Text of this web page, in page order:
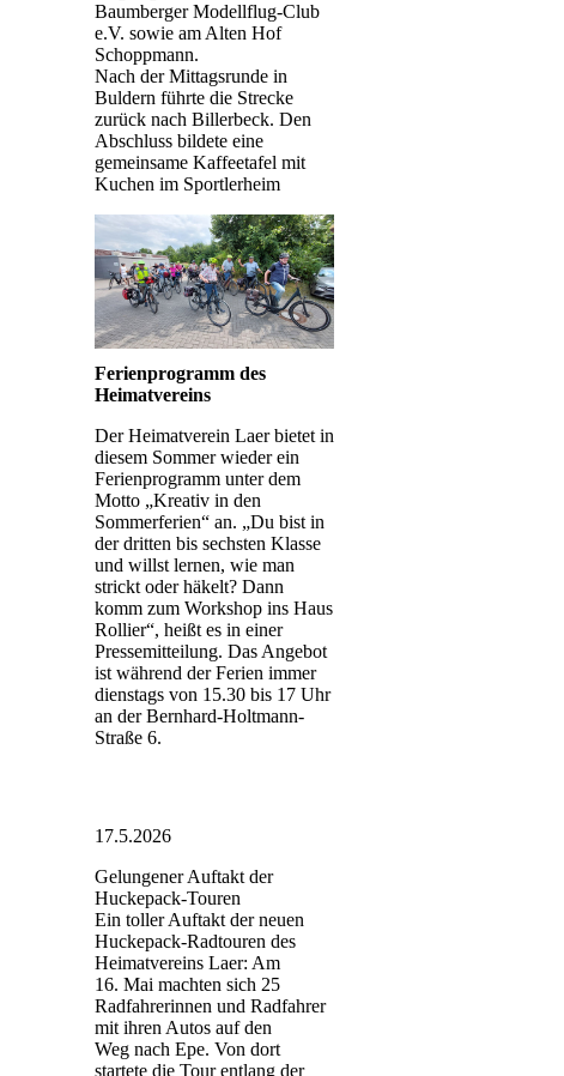
Baumberger Modellflug-Club
e.V. sowie am Alten Hof
Schoppmann.
Nach der Mittagsrunde in
Buldern führte die Strecke
zurück nach Billerbeck. Den
Abschluss bildete eine
gemeinsame Kaffeetafel mit
Kuchen im Sportlerheim
Ferienprogramm des
Heimatvereins
Der Heimatverein Laer bietet in
diesem Sommer wieder ein
Ferienprogramm unter dem
Motto „Kreativ in den
Sommerferien“ an. „Du bist in
der dritten bis sechsten Klasse
und willst lernen, wie man
strickt oder häkelt? Dann
komm zum Workshop ins Haus
Rollier“, heißt es in einer
Pressemitteilung. Das Angebot
ist während der Ferien immer
dienstags von 15.30 bis 17 Uhr
an der Bernhard-Holtmann-
Straße 6.
17.5.2026
Gelungener Auftakt der
Huckepack-Touren
Ein toller Auftakt der neuen
Huckepack-Radtouren des
Heimatvereins Laer: Am
16. Mai machten sich 25
Radfahrerinnen und Radfahrer
mit ihren Autos auf den
Weg nach Epe. Von dort
startete die Tour entlang der